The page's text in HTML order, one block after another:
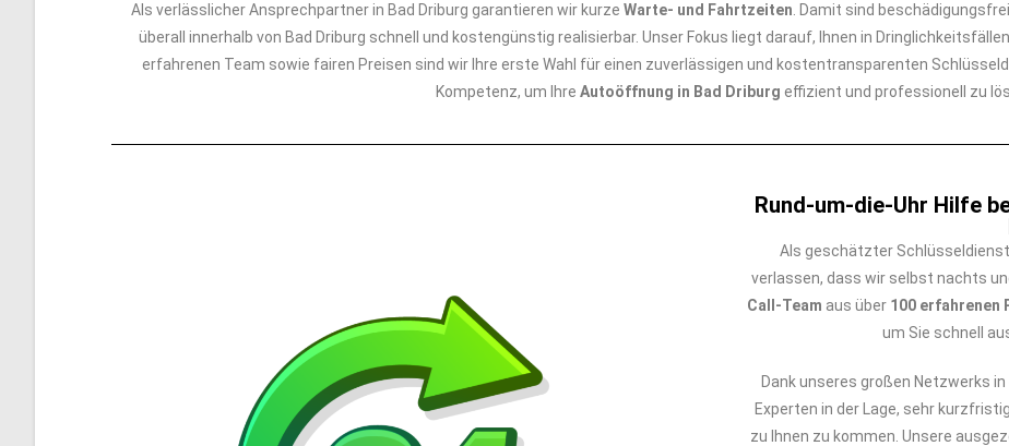
Als verlässlicher Ansprechpartner in Bad Driburg garantieren wir kurze Warte- und Fahrtzeiten . Damit sind
überall innerhalb von Bad Driburg schnell und kostengünstig realisierbar. Unser Fokus liegt darauf, Ihnen in
erfahrenen Team sowie fairen Preisen sind wir Ihre erste Wahl für einen zuverlässigen und kostentransparenten
Kompetenz, um Ihre Autoöffnung in Bad Driburg effizient und professionell zu
Rund-um-die-Uhr Hilfe
Als geschätzter
verlassen, dass wir selbst nachts
Call-Team aus über 100 erfahrenen
um Sie schnell
Dank unseres großen Netzwerks
Experten in der Lage, sehr
zu Ihnen zu kommen. Unsere